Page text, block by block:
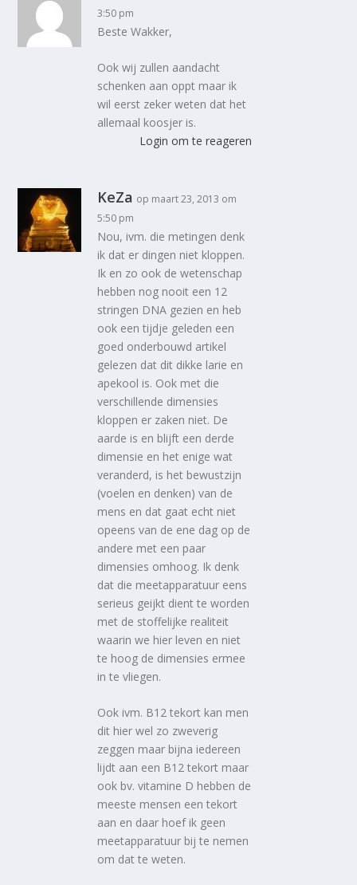
3:50 pm
Beste Wakker,
Ook wij zullen aandacht
schenken aan oppt maar ik
wil eerst zeker weten dat het
allemaal koosjer is.
Login om te reageren
KeZa op maart 23, 2013 om
5:50 pm
Nou, ivm. die metingen denk
ik dat er dingen niet kloppen.
Ik en zo ook de wetenschap
hebben nog nooit een 12
stringen DNA gezien en heb
ook een tijdje geleden een
goed onderbouwd artikel
gelezen dat dit dikke larie en
apekool is. Ook met die
verschillende dimensies
kloppen er zaken niet. De
aarde is en blijft een derde
dimensie en het enige wat
veranderd, is het bewustzijn
(voelen en denken) van de
mens en dat gaat echt niet
opeens van de ene dag op de
andere met een paar
dimensies omhoog. Ik denk
dat die meetapparatuur eens
serieus geijkt dient te worden
met de stoffelijke realiteit
waarin we hier leven en niet
te hoog de dimensies ermee
in te vliegen.
Ook ivm. B12 tekort kan men
dit hier wel zo zweverig
zeggen maar bijna iedereen
lijdt aan een B12 tekort maar
ook bv. vitamine D hebben de
meeste mensen een tekort
aan en daar hoef ik geen
meetapparatuur bij te nemen
om dat te weten.